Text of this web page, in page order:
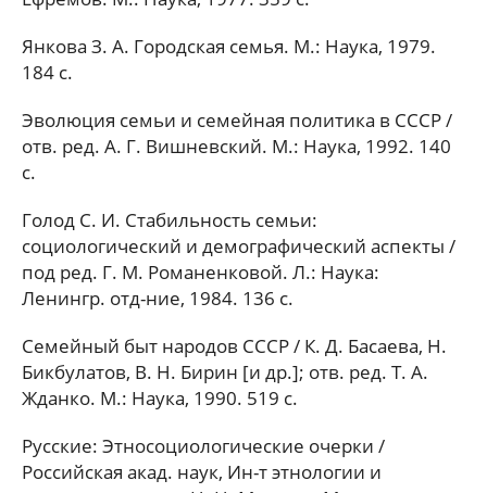
Янкова З. А. Городская семья. М.: Наука, 1979.
184 с.
Эволюция семьи и семейная политика в СССР /
отв. ред. А. Г. Вишневский. М.: Наука, 1992. 140
с.
Голод С. И. Стабильность семьи:
социологический и демографический аспекты /
под ред. Г. М. Романенковой. Л.: Наука:
Ленингр. отд-ние, 1984. 136 с.
Семейный быт народов СССР / К. Д. Басаева, Н.
Бикбулатов, В. Н. Бирин [и др.]; отв. ред. Т. А.
Жданко. М.: Наука, 1990. 519 с.
Русские: Этносоциологические очерки /
Российская акад. наук, Ин-т этнологии и